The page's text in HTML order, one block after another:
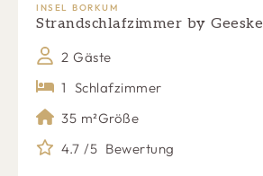
INSEL BORKUM
Strandschlafzimmer by Geeske
2 Gäste
1 Schlafzimmer
35 m²Größe
4.7 /5 Bewertung